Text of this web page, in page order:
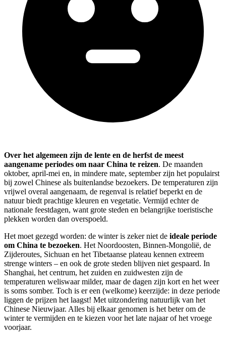
Over het algemeen zijn de lente en de herfst de meest
aangename periodes om naar China te reizen. De maanden
oktober, april-mei en, in mindere mate, september zijn het populairst
bij zowel Chinese als buitenlandse bezoekers. De temperaturen zijn
vrijwel overal aangenaam, de regenval is relatief beperkt en de
natuur biedt prachtige kleuren en vegetatie. Vermijd echter de
nationale feestdagen, want grote steden en belangrijke toeristische
plekken worden dan overspoeld.
Het moet gezegd worden: de winter is zeker niet de ideale periode
om China te bezoeken. Het Noordoosten, Binnen-Mongolië, de
Zijderoutes, Sichuan en het Tibetaanse plateau kennen extreem
strenge winters – en ook de grote steden blijven niet gespaard. In
Shanghai, het centrum, het zuiden en zuidwesten zijn de
temperaturen weliswaar milder, maar de dagen zijn kort en het weer
is soms somber. Toch is er een (welkome) keerzijde: in deze periode
liggen de prijzen het laagst! Met uitzondering natuurlijk van het
Chinese Nieuwjaar. Alles bij elkaar genomen is het beter om de
winter te vermijden en te kiezen voor het late najaar of het vroege
voorjaar.